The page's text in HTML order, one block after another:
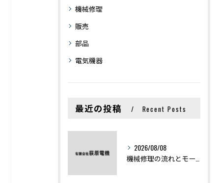
機械修理
販売
部品
電気機器
最近の投稿 Recent Posts
2026/08/08